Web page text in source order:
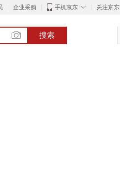
企业采购 ◇
手机京东 关注京东
搜索